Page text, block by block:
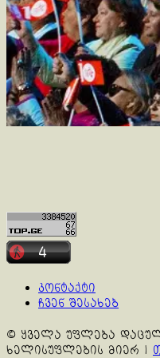
კონტაქტი
ჩვენ შესახებ
© ყველა უფლება
ხელისუფლების მიერ |